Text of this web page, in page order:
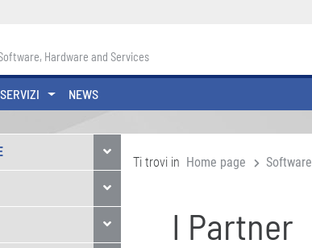
Hardware and Services
SERVIZI NEWS
Ti trovi in Home page Software
I Partner